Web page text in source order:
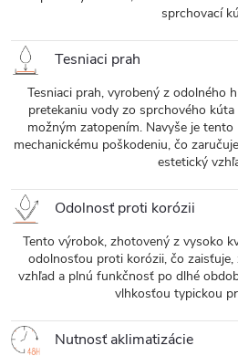
sprchovací
Tesniaci prah
Tesniaci prah, vyrobený z odolného
pretekaniu vody zo sprchového
možným zatopením. Navyše je
mechanickému poškodeniu, čo
estetický
Odolnosť proti korózii
Tento výrobok, zhotovený z vysoko
odolnosťou proti korózii, čo
vzhľad a plnú funkčnosť po dlhé
vlhkosťou typickou
Nutnosť aklimatizácie